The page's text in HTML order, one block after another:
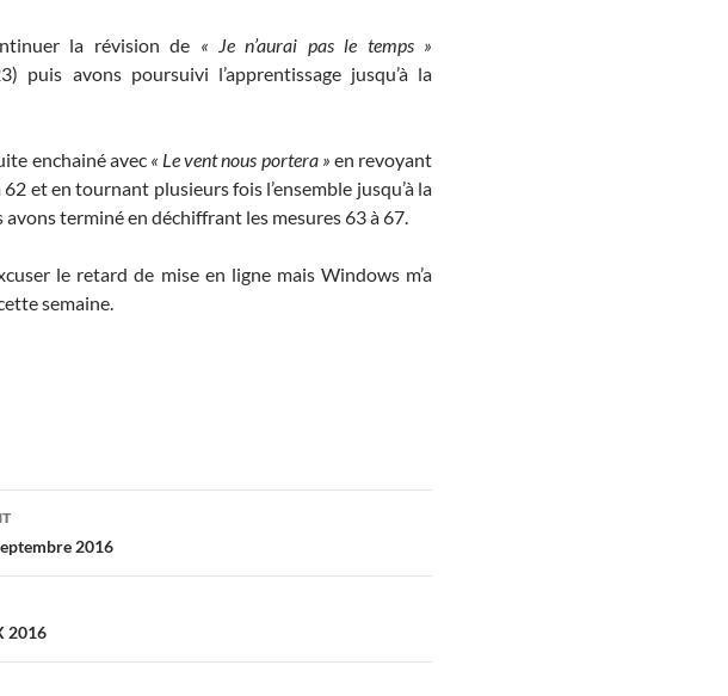
la révision de « Je n’aurai pas le temps »
puis avons poursuivi l’apprentissage jusqu’à la
enchainé avec « Le vent nous portera » en revoyant
62 et en tournant plusieurs fois l’ensemble jusqu’à la
avons terminé en déchiffrant les mesures 63 à 67.
le retard de mise en ligne mais Windows m’a
semaine.
2016
2016